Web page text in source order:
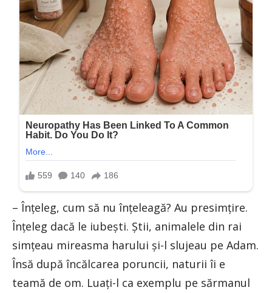
– Înțeleg, cum să nu înțeleagă? Au presimțire.
Înțeleg dacă le iubești. Știi, animalele din rai
simțeau mireasma harului și-l slujeau pe Adam.
Însă după încălcarea poruncii, naturii îi e
teamă de om. Luați-l ca exemplu pe sărmanul